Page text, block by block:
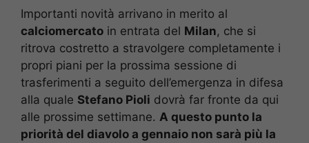
Importanti novità arrivano in merito al
calciomercato in entrata del Milan, che si
ritrova costretto a stravolgere completamente i
propri piani per la prossima sessione di
trasferimenti a seguito dell’emergenza in difesa
alla quale Stefano Pioli dovrà far fronte da qui
alle prossime settimane. A questo punto la
priorità del diavolo a gennaio non sarà più la